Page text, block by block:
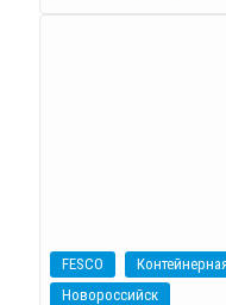
FESCO
Новороссийск